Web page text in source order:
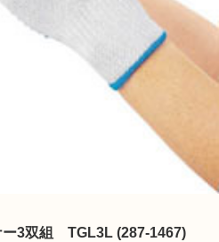
3双組 TGL3L (287-1467)